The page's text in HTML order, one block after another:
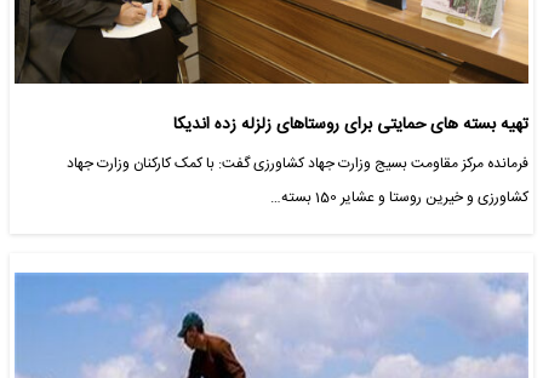
تهیه بسته های حمایتی برای روستاهای زلزله زده اندیکا
فرمانده مرکز مقاومت بسیج وزارت جهاد کشاورزی گفت: با کمک کارکنان وزارت جهاد
کشاورزی و خیرین روستا و عشایر 150 بسته…